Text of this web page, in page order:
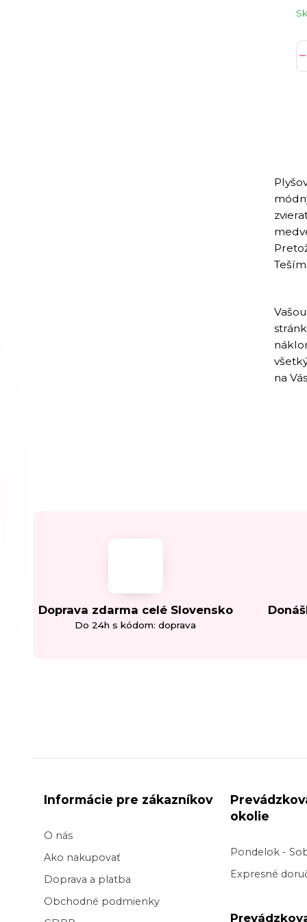
na
Doprava zdarma celé Slovensko
Do 24h s kódom: doprava
Informácie pre zákazníkov
O nás
Ako nakupovať
Doprava a platba
Obchodné podmienky
okolie
Pondelok -
Expresné